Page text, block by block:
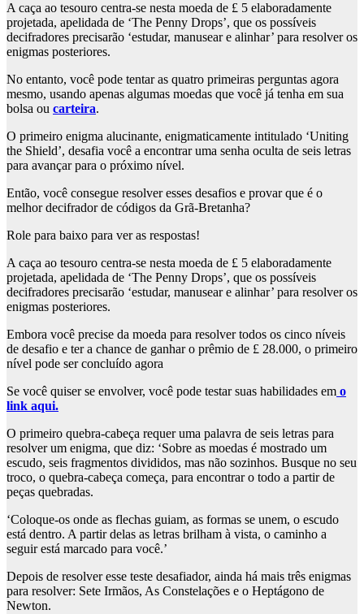
A caça ao tesouro centra-se nesta moeda de £ 5 elaboradamente
projetada, apelidada de ‘The Penny Drops’, que os possíveis
decifradores precisarão ‘estudar, manusear e alinhar’ para resolver os
enigmas posteriores.
No entanto, você pode tentar as quatro primeiras perguntas agora
mesmo, usando apenas algumas moedas que você já tenha em sua
bolsa ou carteira.
O primeiro enigma alucinante, enigmaticamente intitulado ‘Uniting
the Shield’, desafia você a encontrar uma senha oculta de seis letras
para avançar para o próximo nível.
Então, você consegue resolver esses desafios e provar que é o
melhor decifrador de códigos da Grã-Bretanha?
Role para baixo para ver as respostas!
A caça ao tesouro centra-se nesta moeda de £ 5 elaboradamente
projetada, apelidada de ‘The Penny Drops’, que os possíveis
decifradores precisarão ‘estudar, manusear e alinhar’ para resolver os
enigmas posteriores.
Embora você precise da moeda para resolver todos os cinco níveis
de desafio e ter a chance de ganhar o prêmio de £ 28.000, o primeiro
nível pode ser concluído agora
Se você quiser se envolver, você pode testar suas habilidades em o
link aqui.
O primeiro quebra-cabeça requer uma palavra de seis letras para
resolver um enigma, que diz: ‘Sobre as moedas é mostrado um
escudo, seis fragmentos divididos, mas não sozinhos. Busque no seu
troco, o quebra-cabeça começa, para encontrar o todo a partir de
peças quebradas.
‘Coloque-os onde as flechas guiam, as formas se unem, o escudo
está dentro. A partir delas as letras brilham à vista, o caminho a
seguir está marcado para você.’
Depois de resolver esse teste desafiador, ainda há mais três enigmas
para resolver: Sete Irmãos, As Constelações e o Heptágono de
Newton.